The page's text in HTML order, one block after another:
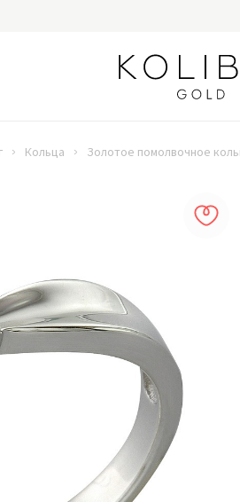
Кольца Золотое помолвочное